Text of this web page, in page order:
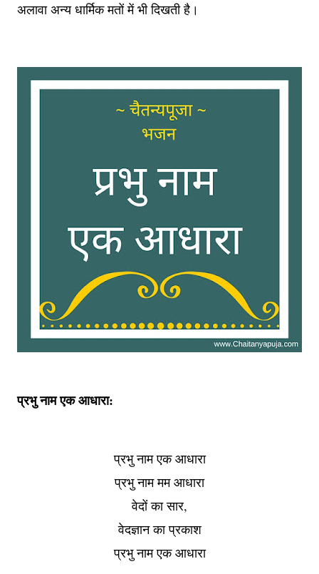
अलावा अन्य धार्मिक मतों में भी दिखती है ।
प्रभु नाम एक आधारा:
प्रभु नाम एक आधारा
प्रभु नाम मम आधारा
वेदों का सार,
वेदज्ञान का प्रकाश
प्रभु नाम एक आधारा